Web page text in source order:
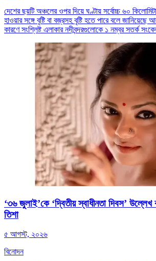
দেশের ছয়টি অঞ্চলের ওপর দিয়ে ঘণ্টায় সর্বোচ্চ ৬০
হাওয়ার সঙ্গে বৃষ্টি বা বজ্রসহ বৃষ্টি হতে পারে বলে
কারণে সংশ্লিষ্ট এলাকার নদীবন্দরগুলোকে ১ নম্বর সতর্ক
‘৩৬ জুলাই’কে ‘দ্বিতীয় স্বাধীনতা দিবস’ উল্লেখ
তিশা
৫ আগস্ট, ২০২৬
বিনোদন